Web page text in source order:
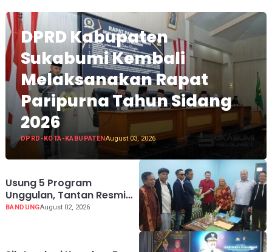
DPRD Kabupaten
Sukabumi Kembali
Melaksanakan Rapat
Paripurna Tahun Sidang
2026
DPRD-KOTA-KABUPATENAugust 03, 2026
Usung 5 Program
Unggulan, Tantan Resmi
Mendaftar Calon Ketua
BANDUNGAugust 02, 2026